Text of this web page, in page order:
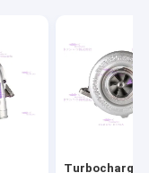
Turbocharger